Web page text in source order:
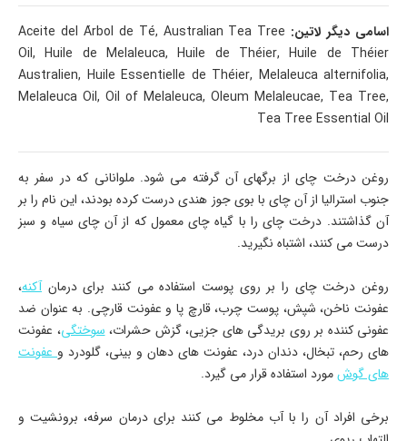
اسامی دیگر لاتین: Aceite del Árbol de Té, Australian Tea Tree
Oil, Huile de Melaleuca, Huile de Théier, Huile de Théier
Australien, Huile Essentielle de Théier, Melaleuca alternifolia,
Melaleuca Oil, Oil of Melaleuca, Oleum Melaleucae, Tea Tree,
Tea Tree Essential Oil
روغن درخت چای از برگهای آن گرفته می شود. ملوانانی که در سفر به
جنوب استرالیا از آن چای با بوی جوز هندی درست کرده بودند، این نام را بر
آن گذاشتند. درخت چای را با گیاه چای معمول که از آن چای سیاه و سبز
درست می کنند، اشتباه نگیرید.
روغن درخت چای را بر روی پوست استفاده می کنند برای درمانآکنه،
عفونت ناخن، شپش، پوست چرب، قارچ پا و عفونت قارچی. به عنوان ضد
عفونی کننده بر روی بریدگی های جزیی، گزش حشرات،سوختگی، عفونت
های رحم، تبخال، دندان درد، عفونت های دهان و بینی، گلودرد وعفونت
های گوشمورد استفاده قرار می گیرد.
برخی افراد آن را با آب مخلوط می کنند برای درمان سرفه، برونشیت و